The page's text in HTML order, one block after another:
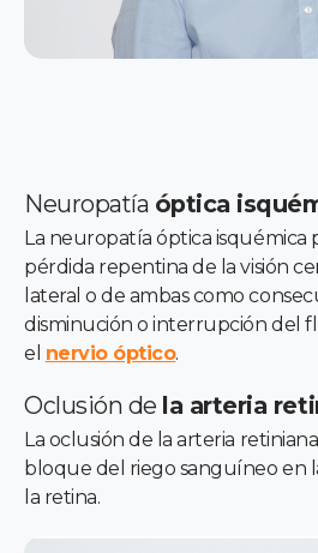
Neuropatía óptica
La neuropatía óptica isquémica
pérdida repentina de la visión
lateral o de ambas como
disminución o interrupción del
el nervio óptico.
Oclusión de la arteria
La oclusión de la arteria
bloque del riego sanguíneo en
la retina.